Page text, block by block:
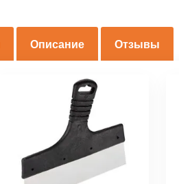
Описание Отзывы